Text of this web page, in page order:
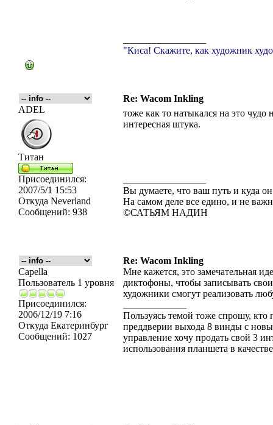
"Киса! Скажите, как художник
Re: Wacom Inkling
ADEL
Титан
Присоединился:
2007/5/1 15:53
Откуда Neverland
Сообщений: 938
тоже как то натыкался на это
интересная штука.
Вы думаете, что ваш путь и куда
На самом деле все едино, и не
©САТЬЯМ НАДИН
Re: Wacom Inkling
Capella
Пользователь 1 уровня
Присоединился:
2006/12/19 7:16
Откуда Екатеринбург
Сообщений: 1027
Мне кажется, это замечательная
диктофоны, чтобы записывать
художники смогут реализовать
Пользуясь темой тоже спрошу, кто
преддверии выхода 8 винды с
управление хочу продать свой 3
использования планшета в